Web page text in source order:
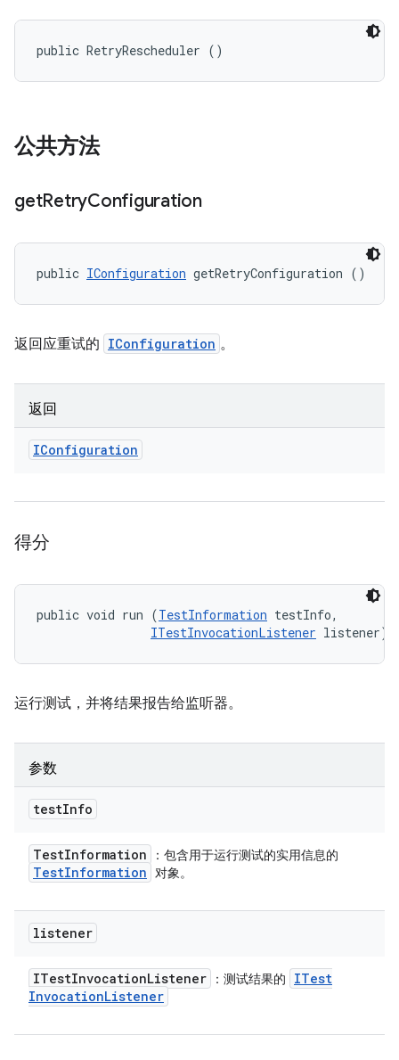
public RetryRescheduler ()
公共方法
getRetryConfiguration
public IConfiguration getRetryConfiguration ()
返回应重试的 IConfiguration 。
返回
IConfiguration
得分
public void run (TestInformation testInfo,
ITestInvocationListener listener)
运行测试，并将结果报告给监听器。
参数
testInfo
TestInformation ：包含用于运行测试的实用信息的
TestInformation 对象。
listener
ITestInvocationListener ：测试结果的
ITest
InvocationListener